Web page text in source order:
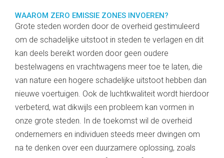
WAAROM ZERO EMISSIE ZONES INVOEREN?
Grote steden worden door de overheid gestimuleerd
om de schadelijke uitstoot in steden te verlagen en dit
kan deels bereikt worden door geen oudere
bestelwagens en vrachtwagens meer toe te laten, die
van nature een hogere schadelijke uitstoot hebben dan
nieuwe voertuigen. Ook de luchtkwaliteit wordt hierdoor
verbeterd, wat dikwijls een probleem kan vormen in
onze grote steden. In de toekomst wil de overheid
ondernemers en individuen steeds meer dwingen om
na te denken over een duurzamere oplossing, zoals